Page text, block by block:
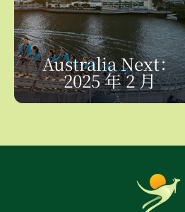
Australia Next：
2025 年 2 月